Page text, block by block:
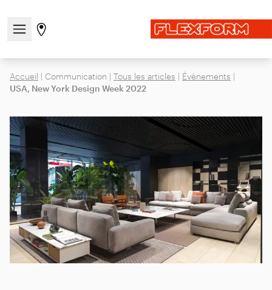
Ouvrir/fermer le menu de navigation
Aller à la page des magasins
Accueil | Communication | Tous les articles | Évènements |
USA, New York Design Week 2022